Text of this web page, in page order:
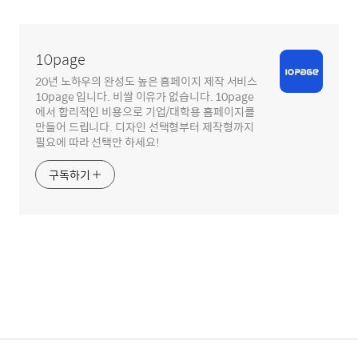
10page
20년 노하우의 완성도 높은 홈페이지 제작 서비스
10page 입니다. 비쌀 이유가 없습니다. 10page
에서 합리적인 비용으로 기업/대학용 홈페이지를
만들어 드립니다. 디자인 선택형부터 제작형까지
필요에 따라 선택만 하세요!
구독하기